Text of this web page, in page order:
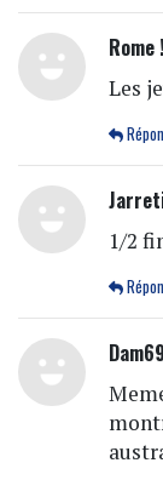
Rome !
Les
1/2
Dam69